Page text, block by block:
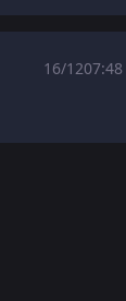
16/1207:48